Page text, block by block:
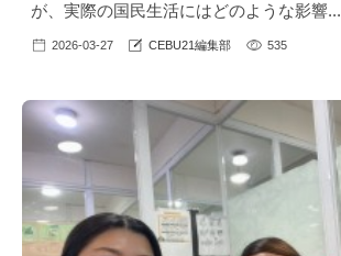
が、実際の国民生活にはどのような影響...
2026-03-27 CEBU21編集部 535